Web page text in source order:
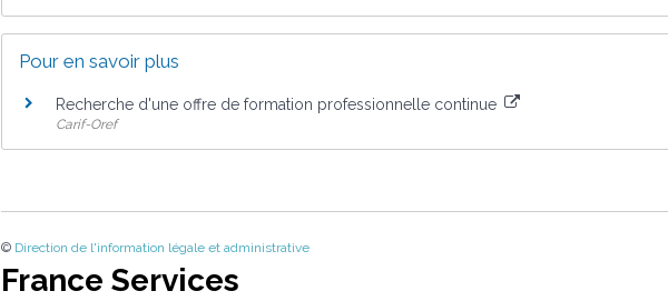
Pour en savoir plus
Recherche d'une offre de formation professionnelle continue
Carif-Oref
© Direction de l'information légale et administrative
France Services